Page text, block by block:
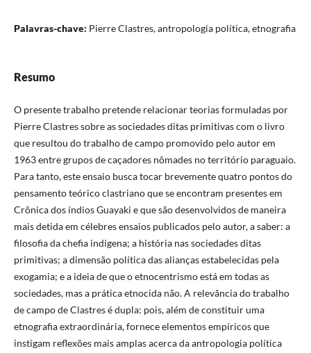
Palavras-chave: Pierre Clastres, antropologia política, etnografia
Resumo
O presente trabalho pretende relacionar teorias formuladas por
Pierre Clastres sobre as sociedades ditas primitivas com o livro
que resultou do trabalho de campo promovido pelo autor em
1963 entre grupos de caçadores nômades no território paraguaio.
Para tanto, este ensaio busca tocar brevemente quatro pontos do
pensamento teórico clastriano que se encontram presentes em
Crônica dos índios Guayaki e que são desenvolvidos de maneira
mais detida em célebres ensaios publicados pelo autor, a saber: a
filosofia da chefia indígena; a história nas sociedades ditas
primitivas; a dimensão política das alianças estabelecidas pela
exogamia; e a ideia de que o etnocentrismo está em todas as
sociedades, mas a prática etnocida não. A relevância do trabalho
de campo de Clastres é dupla: pois, além de constituir uma
etnografia extraordinária, fornece elementos empíricos que
instigam reflexões mais amplas acerca da antropologia política